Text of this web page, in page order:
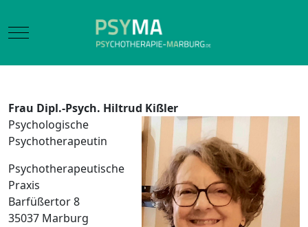
Mobile Menu Toggle
Frau Dipl.-Psych. Hiltrud Kißler
Psychologische
Psychotherapeutin
Psychotherapeutische
Praxis
Barfüßertor 8
35037 Marburg